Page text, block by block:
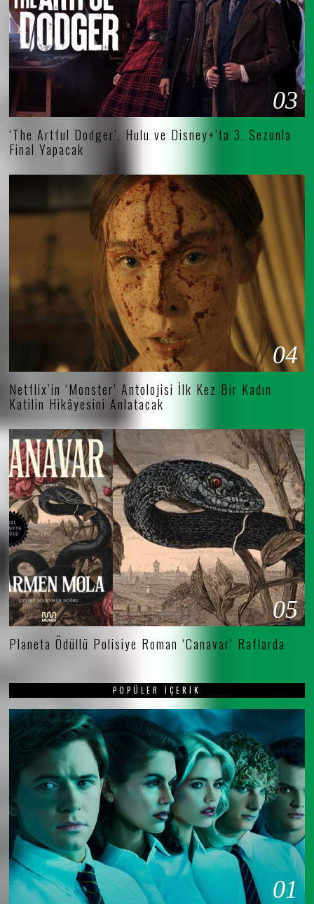
03
‘The Artful Dodger’, Hulu ve Disney+’ta 3. Sezonla
Final Yapacak
04
Netflix’in ‘Monster’ Antolojisi İlk Kez Bir Kadın
Katilin Hikâyesini Anlatacak
05
Planeta Ödüllü Polisiye Roman ‘Canavar’ Raflarda
POPÜLER İÇERIK
01